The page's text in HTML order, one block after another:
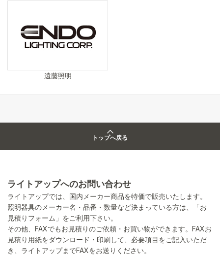
遠藤照明
トップへ戻る
ライトアップへのお問い合わせ
ライトアップでは、国内メーカー商品を特価で販売いたします。
照明器具のメーカー名・品番・数量など決まっている方は、「お
見積りフォーム」をご利用下さい。
その他、FAXでもお見積りのご依頼・お買い物ができます。FAXお
見積り用紙をダウンロード・印刷して、必要項目をご記入いただ
き、ライトアップまでFAXをお送りください。